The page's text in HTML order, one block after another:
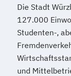
Die Stadt
127.000
Studenten-,
und